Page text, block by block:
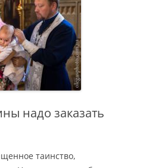
надо заказать
таинство,